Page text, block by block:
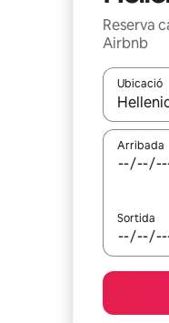
Reserva
Airbnb
Ubicació
Quan
Arribada
Sortida